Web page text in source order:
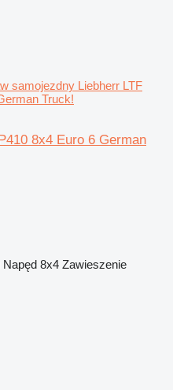
samojezdny Liebherr LTF
Truck!
8x4 Euro 6 German
Napęd 8x4 Zawieszenie